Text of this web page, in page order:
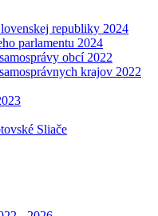
republiky 2024
parlamentu 2024
obcí 2022
krajov 2022
Sliače